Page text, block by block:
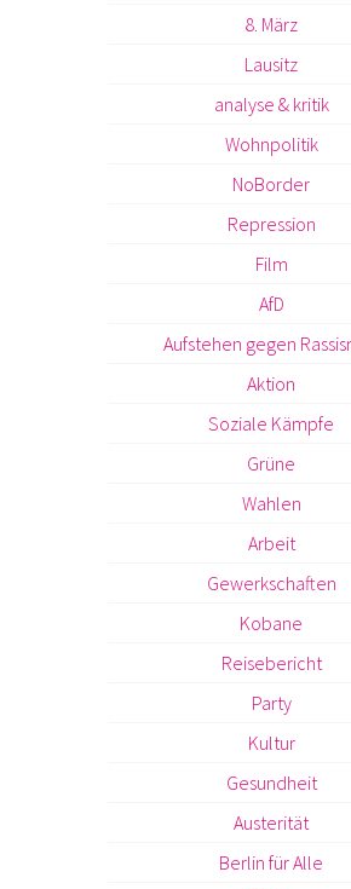
8. März
Lausitz
analyse & kritik
Wohnpolitik
NoBorder
Repression
Film
AfD
Aufstehen gegen
Aktion
Soziale Kämpfe
Grüne
Wahlen
Arbeit
Gewerkschaften
Kobane
Reisebericht
Party
Kultur
Gesundheit
Austerität
Berlin für Alle